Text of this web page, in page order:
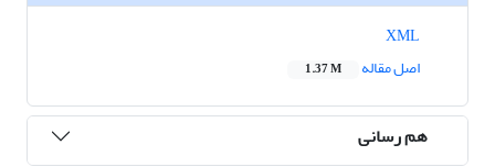
اصل مقاله
1.37 M
هم رسانی